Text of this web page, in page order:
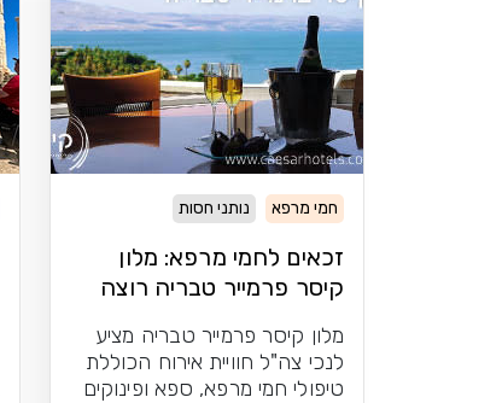
חמי מרפא נותני חסות
זכאים לחמי מרפא: מלון
קיסר פרמייר טבריה רוצה
מלון קיסר פרמייר טבריה מציע
לנכי צה"ל חוויית אירוח הכוללת
טיפולי חמי מרפא, ספא ופינוקים